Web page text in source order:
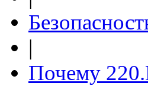
|
Почему